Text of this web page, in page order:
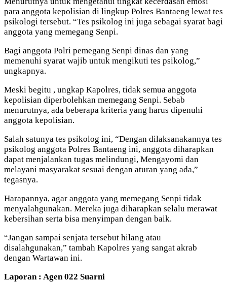
para anggota kepolisian di lingkup Polres Bantaeng lewat tes
psikologi tersebut. “Tes psikolog ini juga sebagai syarat bagi
anggota yang memegang Senpi.
Bagi anggota Polri pemegang Senpi dinas dan yang
memenuhi syarat wajib untuk mengikuti tes psikolog,”
ungkapnya.
Meski begitu , ungkap Kapolres, tidak semua anggota
kepolisian diperbolehkan memegang Senpi. Sebab
menurutnya, ada beberapa kriteria yang harus dipenuhi
anggota kepolisian.
Salah satunya tes psikolog ini, “Dengan dilaksanakannya tes
psikolog anggota Polres Bantaeng ini, anggota diharapkan
dapat menjalankan tugas melindungi, Mengayomi dan
melayani masyarakat sesuai dengan aturan yang ada,”
tegasnya.
Harapannya, agar anggota yang memegang Senpi tidak
menyalahgunakan. Mereka juga diharapkan selalu merawat
kebersihan serta bisa menyimpan dengan baik.
“Jangan sampai senjata tersebut hilang atau
disalahgunakan,” tambah Kapolres yang sangat akrab
dengan Wartawan ini.
Laporan : Agen 022 Suarni